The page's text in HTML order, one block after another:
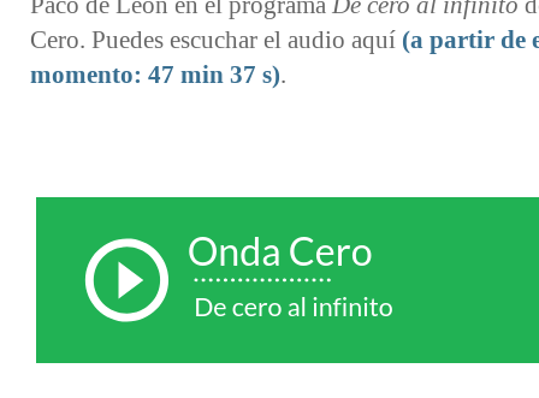
Cero. Puedes escuchar el audio aquí (a partir de
momento: 47 min 37 s).